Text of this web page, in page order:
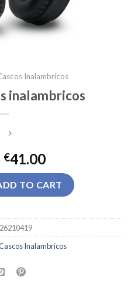
Inalambricos
inalambricos
€41.00
quantity
TO CART
Inalambricos